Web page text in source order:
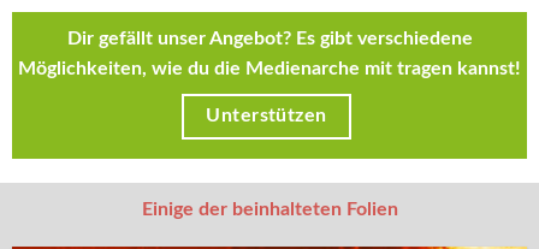
Dir gefällt unser Angebot? Es gibt verschiedene
Möglichkeiten, wie du die Medienarche mit tragen kannst!
Unterstützen
Einige der beinhalteten Folien